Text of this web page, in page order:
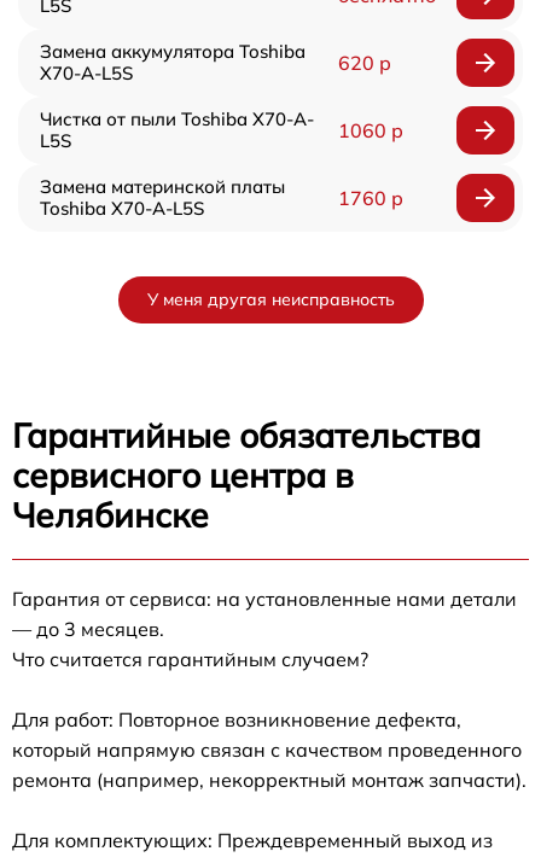
L5S
Замена аккумулятора Toshiba
X70-A-L5S
620 р
Чистка от пыли Toshiba X70-A-
L5S
1060 р
Замена материнской платы
Toshiba X70-A-L5S
1760 р
У меня другая неисправность
Гарантийные обязательства
сервисного центра в
Челябинске
Гарантия от сервиса: на установленные нами детали
— до 3 месяцев.
Что считается гарантийным случаем?
Для работ: Повторное возникновение дефекта,
который напрямую связан с качеством проведенного
ремонта (например, некорректный монтаж запчасти).
Для комплектующих: Преждевременный выход из